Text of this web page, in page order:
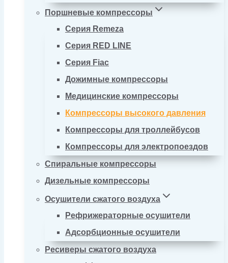
Поршневые компрессоры
Серия Remeza
Серия RED LINE
Серия Fiac
Дожимные компрессоры
Медицинские компрессоры
Компрессоры высокого давления
Компрессоры для троллейбусов
Компрессоры для электропоездов
Спиральные компрессоры
Дизельные компрессоры
Осушители сжатого воздуха
Рефрижераторные осушители
Адсорбционные осушители
Ресиверы сжатого воздуха